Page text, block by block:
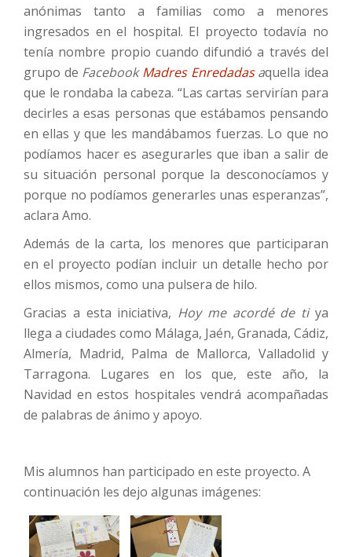
anónimas tanto a familias como a menores
ingresados en el hospital. El proyecto todavía no
tenía nombre propio cuando difundió a través del
grupo de Facebook Madres Enredadasaquella idea
que le rondaba la cabeza. “Las cartas servirían para
decirles a esas personas que estábamos pensando
en ellas y que les mandábamos fuerzas. Lo que no
podíamos hacer es asegurarles que iban a salir de
su situación personal porque la desconocíamos y
porque no podíamos generarles unas esperanzas”,
aclara Amo.
Además de la carta, los menores que participaran
en el proyecto podían incluir un detalle hecho por
ellos mismos, como una pulsera de hilo.
Gracias a esta iniciativa, Hoy me acordé de tiya
llega a ciudades como Málaga, Jaén, Granada, Cádiz,
Almería, Madrid, Palma de Mallorca, Valladolid y
Tarragona. Lugares en los que, este año, la
Navidad en estos hospitales vendrá acompañadas
de palabras de ánimo y apoyo.
Mis alumnos han participado en este proyecto. A
continuación les dejo algunas imágenes: